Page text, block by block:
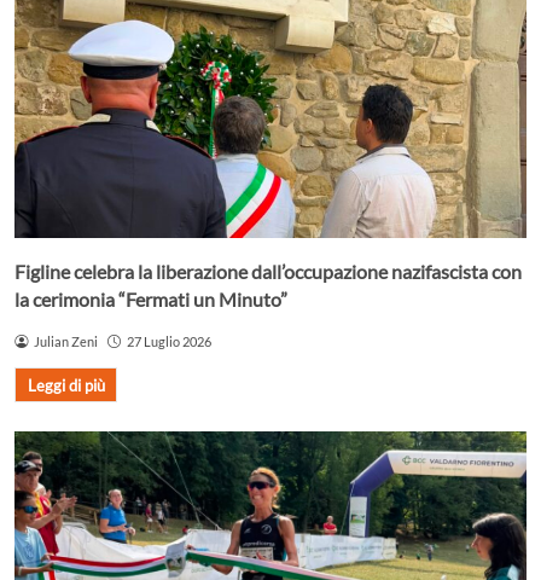
Figline celebra la liberazione dall’occupazione nazifascista con
la cerimonia “Fermati un Minuto”
Julian Zeni 27 Luglio 2026
Leggi di più